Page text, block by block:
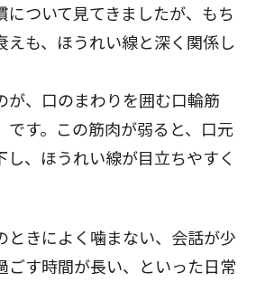
について見てきましたが、もち
えも、ほうれい線と深く関係し
が、口のまわりを囲む口輪筋
です。この筋肉が弱ると、口元
し、ほうれい線が目立ちやすく
ときによく噛まない、会話が少
ごす時間が長い、といった日常